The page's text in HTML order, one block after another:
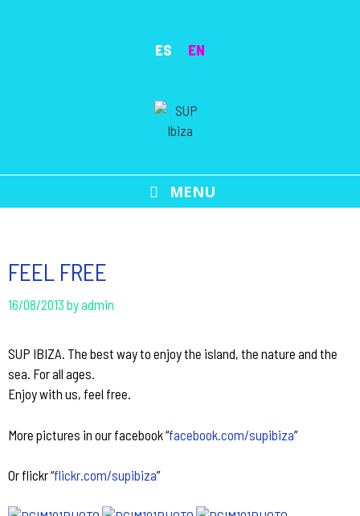
ES EN
MENU
FEEL FREE
16/08/2013 byadmin
SUP IBIZA. The best way to enjoy the island, the nature and the
sea. For all ages.
Enjoy with us, feel free.
More pictures in our facebook “facebook.com/supibiza”
Or flickr “flickr.com/supibiza”